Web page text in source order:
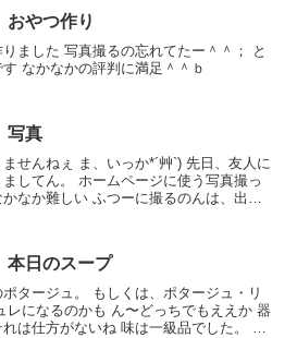
おやつ作り
ました 写真撮るの忘れてたー＾＾； と
なかなかの評判に満足＾＾ｂ
写真
せんねぇ ま、いっか*´艸`) 先日、友人に
してん。 ホームページに使う写真撮っ
なか難しい ふつーに撮るのんは、出来
本日のスープ
タージュ。 もしくは、ポタージュ・リ
レになるのかも ん〜どっちでもええか 器
は仕方がないね 味は一級品でした。 お